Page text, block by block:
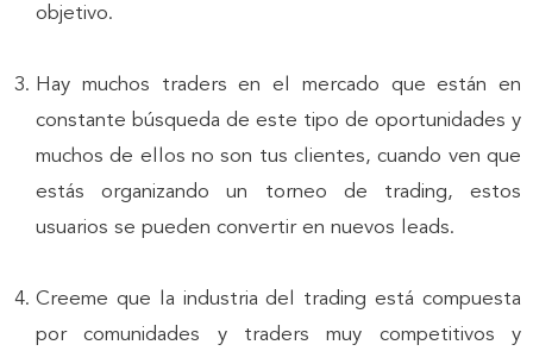
objetivo.
Hay muchos traders en el mercado que están en
constante búsqueda de este tipo de oportunidades y
muchos de ellos no son tus clientes, cuando ven que
estás organizando un torneo de trading, estos
usuarios se pueden convertir en nuevos leads.
Creeme que la industria del trading está compuesta
por comunidades y traders muy competitivos y